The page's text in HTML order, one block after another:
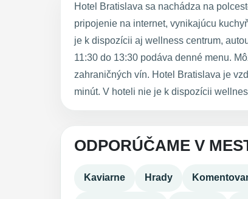
Hotel Bratislava sa nachádza na
pripojenie na internet, vynikajúcu
je k dispozícii aj wellness centrum,
11:30 do 13:30 podáva denné menu.
zahraničných vín. Hotel Bratislava je
minút. V hoteli nie je k dispozícii
ODPORÚČAME V
Kaviarne Hrady